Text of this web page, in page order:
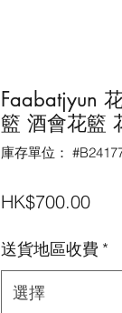
Faabatjyun
籃 酒會花籃‎
庫存單位：
HK$700.00價
送貨地區收費 *
選擇